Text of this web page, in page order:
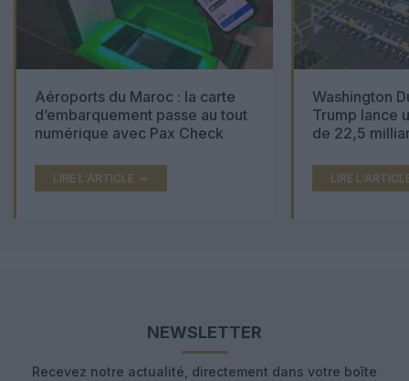
Aéroports du Maroc : la carte
d’embarquement passe au tout
numérique avec Pax Check
LIRE L'ARTICLE
Washington
Trump lance
de 22,5
LIRE
NEWSLETTER
Recevez notre actualité, directement dans votre boîte